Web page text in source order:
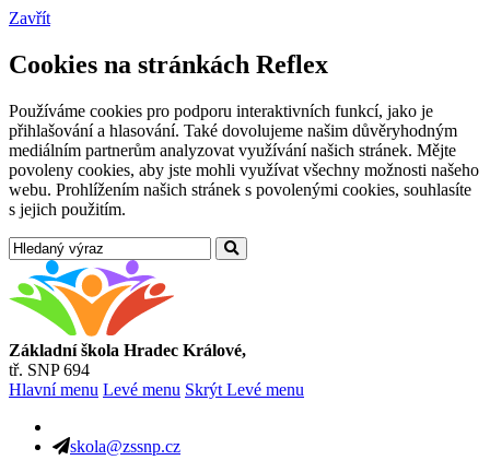
Zavřít
Cookies na stránkách Reflex
Používáme cookies pro podporu interaktivních funkcí, jako je
přihlašování a hlasování. Také dovolujeme našim důvěryhodným
mediálním partnerům analyzovat využívání našich stránek. Mějte
povoleny cookies, aby jste mohli využívat všechny možnosti našeho
webu. Prohlížením našich stránek s povolenými cookies, souhlasíte
s jejich použitím.
Základní škola Hradec Králové,
tř. SNP 694
Hlavní menu Levé menu Skrýt Levé menu
skola@zssnp.cz